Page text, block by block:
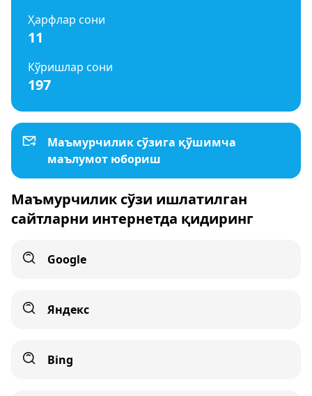
Ҳарфлар сони
11
Кўришлар сони
197
Маъмурчилик сўзига қўшимча
маълумот юбориш
Маъмурчилик сўзи ишлатилган
сайтларни интернетда қидиринг
Google
Яндекс
Bing